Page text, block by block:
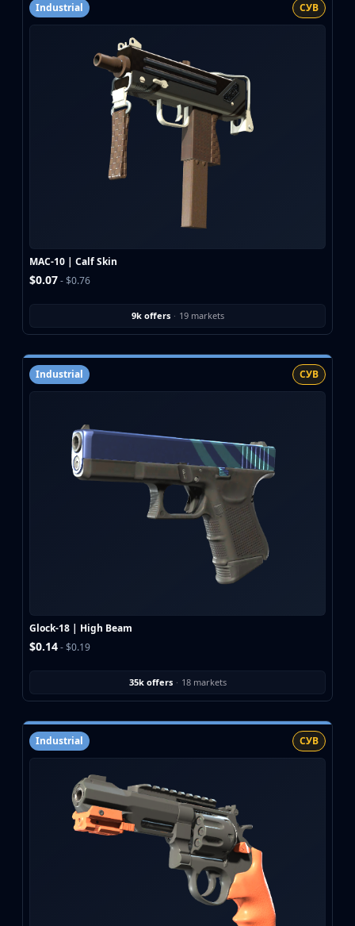
Industrial СУВ
MAC-10 | Calf Skin
$0.07- $0.76
9k offers · 19 markets
Industrial СУВ
Glock-18 | High Beam
$0.14- $0.19
35k offers · 18 markets
Industrial СУВ